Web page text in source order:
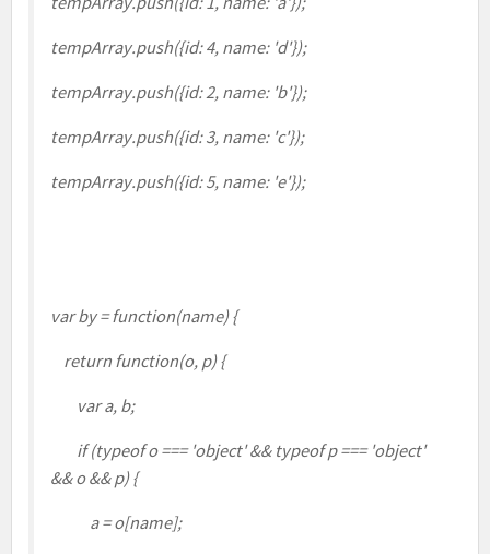
tempArray.push({id: 4, name: 'd'});
tempArray.push({id: 2, name: 'b'});
tempArray.push({id: 3, name: 'c'});
tempArray.push({id: 5, name: 'e'});
var by = function(name) {
return function(o, p) {
var a, b;
if (typeof o === 'object' && typeof p === 'object'
&& o && p) {
a = o[name];